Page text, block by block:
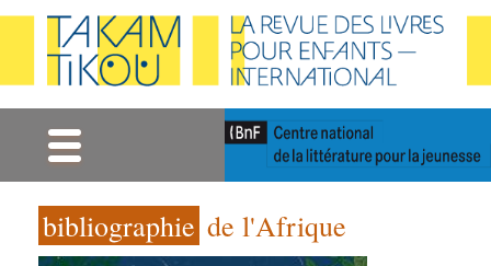
bibliographie de l'Afrique